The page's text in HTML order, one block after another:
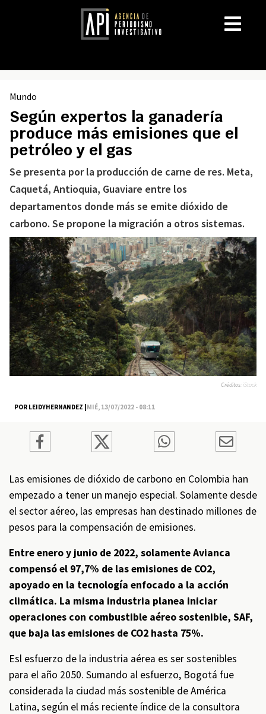
Mundo
Según expertos la ganadería
produce más emisiones que el
petróleo y el gas
Se presenta por la producción de carne de res. Meta,
Caquetá, Antioquia, Guaviare entre los
departamentos donde más se emite dióxido de
carbono. Se propone la migración a otros sistemas.
POR LEIDYHERNANDEZ |MIÉ, 13/07/2022 - 08:11
Créditos:iStock
Las emisiones de dióxido de carbono en Colombia han
empezado a tener un manejo especial. Solamente desde
el sector aéreo, las empresas han destinado millones de
pesos para la compensación de emisiones.
Entre enero y junio de 2022, solamente Avianca
compensó el 97,7% de las emisiones de CO2,
apoyado en la tecnología enfocado a la acción
climática. La misma industria planea iniciar
operaciones con combustible aéreo sostenible, SAF,
que baja las emisiones de CO2 hasta 75%.
Esl esfuerzo de la industria aérea es ser sostenibles
para el año 2050. Sumando al esfuerzo, Bogotá fue
considerada la ciudad más sostenible de América
Latina, según el más reciente índice de la consultora